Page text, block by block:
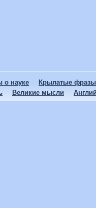
о науке Крылатые
Великие мысли